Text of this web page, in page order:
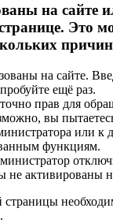
на сайте
Это
на сайте.
ещё раз.
прав для
вы
или к
функциям.
не активированы
страницы
.